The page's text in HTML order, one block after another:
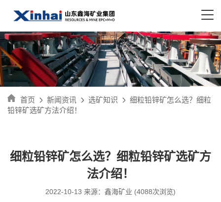
首页 新闻资讯 选矿知识
细粒铅锌矿怎么选？细粒
铅锌矿选矿方法介绍！
细粒铅锌矿怎么选？细粒铅锌矿选矿方
法介绍！
2022-10-13 来源：鑫海矿业 (4088次浏览)